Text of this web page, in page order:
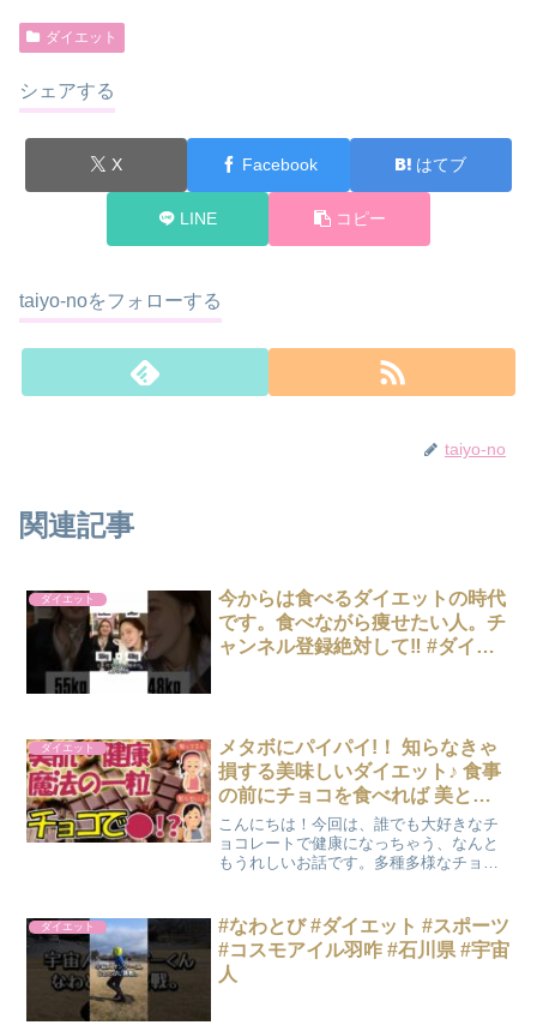
ダイエット
シェアする
X Facebook はてブ
LINE コピー
taiyo-noをフォローする
taiyo-no
関連記事
ダイエット
今からは食べるダイエットの時代
です。食べながら痩せたい人。チ
ャンネル登録絶対して‼️ #ダイエ
ダイエット
メタボにパイパイ!！ 知らなきゃ
損する美味しいダイエット♪ 食事
の前にチョコを食べれば 美と健
康GET!? 魔法の一粒 カカオの恐
るべき効果【ゆっくり解説 食】
こんにちは！今回は、誰でも大好きなチ
ョコレートで健康になっちゃう、なんと
もうれしいお話です。多種多様なチョコ
り…。高カカオのチョコレートはメタボ
リックシンドロームの予防、...
ダイエット
#なわとび #ダイエット #スポーツ
#コスモアイル羽咋 #石川県 #宇宙
人